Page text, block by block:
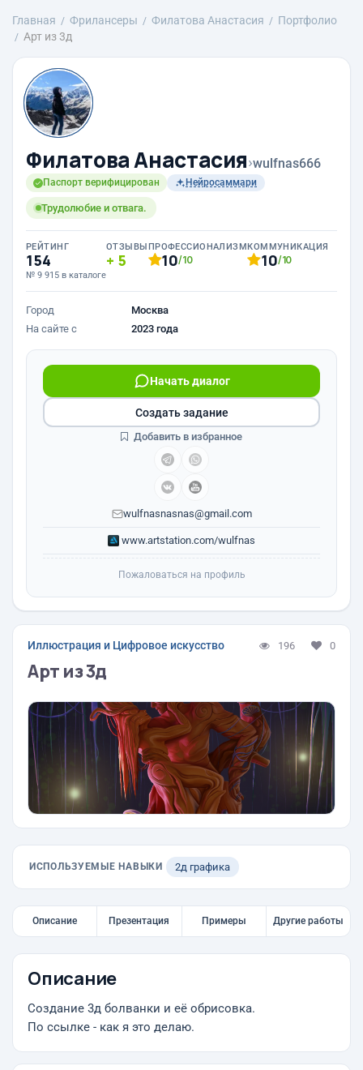
Главная Фрилансеры Филатова Анастасия
Портфолио
Арт из 3д
Филатова Анастасия›wulfnas666
Паспорт верифицирован Нейросаммари
Трудолюбие и отвага.
РЕЙТИНГ
154
№ 9 915 в каталоге
ОТЗЫВЫ
5
ПРОФЕССИОНАЛИЗМ
10/10
КОММУНИКАЦИЯ
10/10
Город
Москва
На сайте с
2023 года
Начать диалог
wulfnasnasnas@gmail.com
www.artstation.com/wulfnas
Создать задание
Добавить в избранное
Пожаловаться на профиль
Иллюстрация и Цифровое искусство 196 0
Арт из 3д
ИСПОЛЬЗУЕМЫЕ НАВЫКИ 2д графика
Описание Презентация Примеры Другие работы
Описание
Создание 3д болванки и её обрисовка.
По ссылке - как я это делаю.